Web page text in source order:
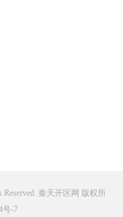
Reserved. 秦天开区网 版权所
号-7